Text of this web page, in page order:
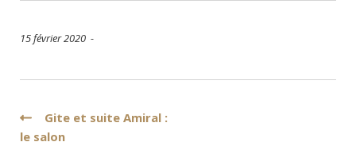
15 février 2020 -
Navigation
de
Gite et suite Amiral :
le salon